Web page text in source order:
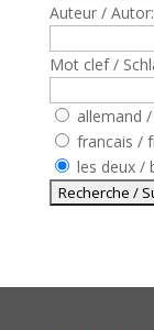
Auteur / Autor:
Mot clef /
allemand
francais /
les deux /